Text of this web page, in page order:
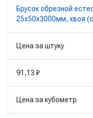
Брусок обрезной
25х50х3000мм, хвоя
Цена за штуку
91,13 ₽
Цена за кубометр